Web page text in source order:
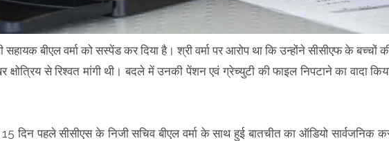
बीएल वर्मा को सस्पेंड कर दिया है। श्री वर्मा पर आरोप था कि उन्होंने सीसीएफ के बच्चों
क्षोत्रिय से रिश्वत मांगी थी। बदले में उनकी पेंशन एवं ग्रेच्युटी की फाइल निपटाने का वादा
15 दिन पहले सीसीएस के निजी सचिव बीएल वर्मा के साथ हुई बातचीत का ऑडियो सार्वजनिक